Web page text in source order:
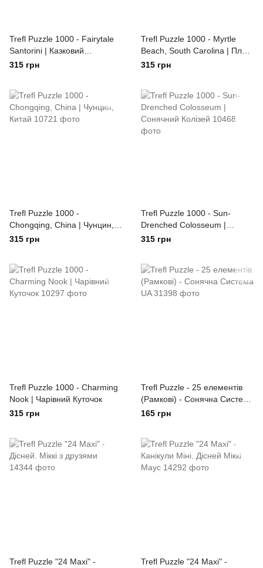
Trefl Puzzle 1000 - Fairytale
Santorini | Казковий
Санторіні
315 грн
Trefl Puzzle 1000 - Myrtle
Beach, South Carolina | Пляж
у Південній Кароліні
315 грн
Trefl Puzzle 1000 -
Chongqing, China | Чунцин,
Китай
315 грн
Trefl Puzzle 1000 - Sun-
Drenched Colosseum |
Сонячний Колізей
315 грн
Trefl Puzzle 1000 - Charming
Nook | Чарівний Куточок
315 грн
Trefl Puzzle - 25 елементів
(Рамкові) - Сонячна Система
UA
165 грн
Trefl Puzzle "24 Maxi" -
Trefl Puzzle "24 Maxi" -